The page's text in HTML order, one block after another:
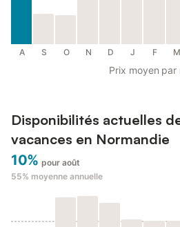
A S O N D J F M
Prix moyen par
Disponibilités actuelles
vacances en Normandie
10% pour août
55% moyenne annuelle